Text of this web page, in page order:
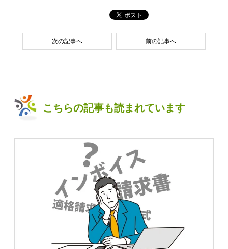
次の記事へ 前の記事へ
こちらの記事も読まれています